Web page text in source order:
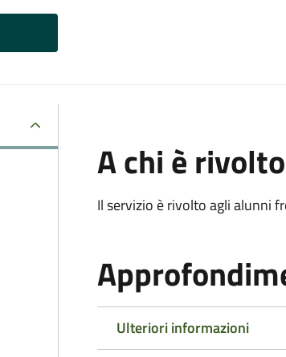
A chi è rivolto
Il servizio è rivolto agli alunni
Ulteriori informazioni